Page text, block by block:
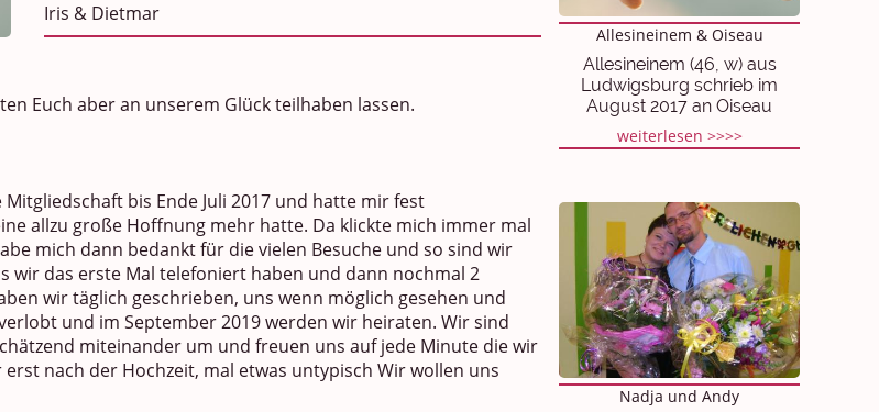
Iris & Dietmar
Euch aber an unserem Glück teilhaben lassen.
bis Ende Juli 2017 und hatte mir fest
allzu große Hoffnung mehr hatte. Da klickte mich immer mal
mich dann bedankt für die vielen Besuche und so sind wir
wir das erste Mal telefoniert haben und dann nochmal 2
wir täglich geschrieben, uns wenn möglich gesehen und
und im September 2019 werden wir heiraten. Wir sind
miteinander um und freuen uns auf jede Minute die wir
nach der Hochzeit, mal etwas untypisch Wir wollen uns
Allesineinem & Oiseau
Allesineinem (46, w) aus
Ludwigsburg schrieb im
August 2017 an Oiseau
weiterlesen >>>>
Nadja und Andy